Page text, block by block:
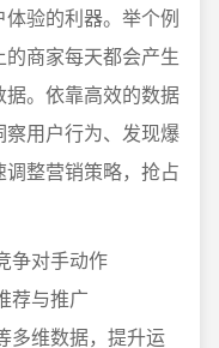
验的利器。举个例
商家每天都会产生
。依靠高效的数据
用户行为、发现爆
整营销策略，抢占
争对手动作
荐与推广
多维数据，提升运